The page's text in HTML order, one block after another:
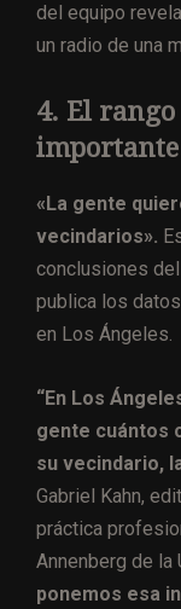
del equipo
un radio de una
4. El
importante
«La gente
vecindarios».
conclusiones
publica los
en Los Ángeles.
“En Los
gente cuántos
su vecindario,
Gabriel Kahn,
práctica
Annenberg de la
ponemos esa